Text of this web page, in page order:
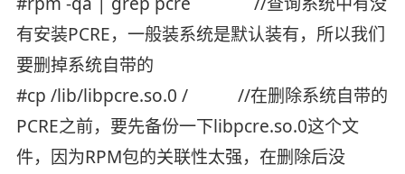
有安装PCRE，一般装系统是默认装有，所以我们
要删掉系统自带的
#cp /lib/libpcre.so.0 / //在删除系统自带的
PCRE之前，要先备份一下libpcre.so.0这个文
件，因为RPM包的关联性太强，在删除后没